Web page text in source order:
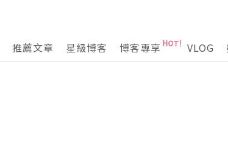
推薦文章 星級博客 博客專享 VLOG